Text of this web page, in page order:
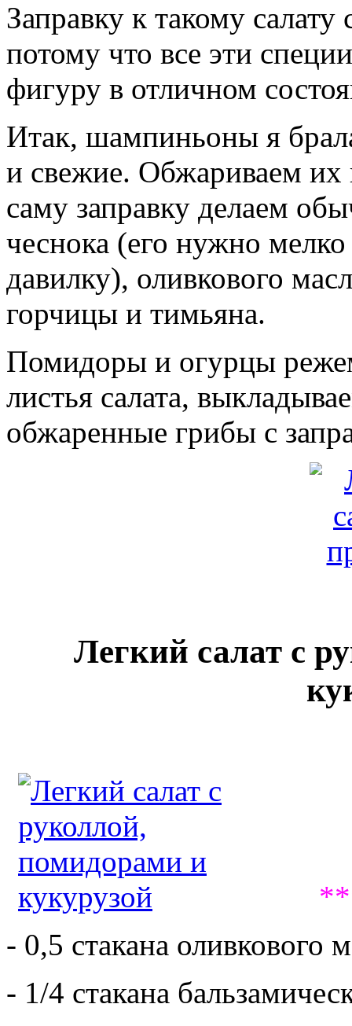
Заправку к такому салату
потому что все эти
фигуру в отличном
Итак, шампиньоны я
и свежие. Обжариваем их
саму заправку делаем
чеснока (его нужно
давилку), оливкового
горчицы и тимьяна.
Помидоры и огурцы
листья салата,
обжаренные грибы с
Легкий салат с
- 0,5 стакана оливкового
- 1/4 стакана